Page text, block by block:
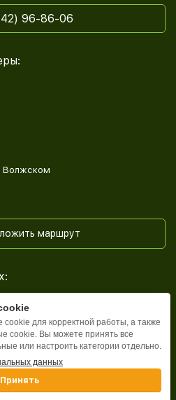
96-86-06
Волжском
маршрут
для корректной работы, а также
cookie. Вы можете принять все
или настроить категории отдельно.
данных
Принять